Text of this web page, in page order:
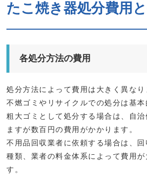
たこ焼き器処分費用
各処分方法の費用
処分方法によって費用は大きく異なり
不燃ゴミやリサイクルでの処分は基本
粗大ゴミとして処分する場合は、自治
ますが数百円の費用がかかります。
不用品回収業者に依頼する場合は、
種類、業者の料金体系によって費用が
す。